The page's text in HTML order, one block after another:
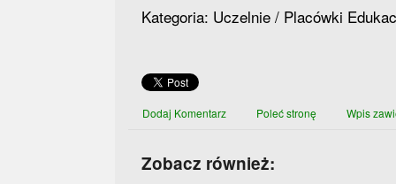
Kategoria: Uczelnie / Placówki
Dodaj Komentarz Poleć stronę Wpis
Zobacz również: